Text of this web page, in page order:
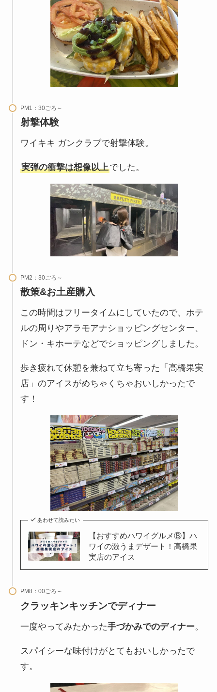
PM1：30ごろ～
射撃体験
ワイキキ ガンクラブで射撃体験。
実弾の衝撃は想像以上でした。
PM2：30ごろ～
散策&お土産購入
この時間はフリータイムにしていたので、ホテ
ルの周りやアラモアナショッピングセンター、
ドン・キホーテなどでショッピングしました。
歩き疲れて休憩を兼ねて立ち寄った「高橋果実
店」のアイスがめちゃくちゃおいしかったで
す！
あわせて読みたい
【おすすめハワイグルメ⑧】ハ
ワイの激うまデザート！高橋果
実店のアイス
PM8：00ごろ～
クラッキンキッチンでディナー
一度やってみたかった手づかみでのディナー。
スパイシーな味付けがとてもおいしかったで
す。